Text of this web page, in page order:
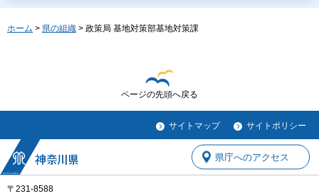
ホーム > 県の組織 > 政策局 基地対策部基地対策課
ページの先頭へ戻る
サイトマップ サイトポリシー
〒231-8588
県庁へのアクセス